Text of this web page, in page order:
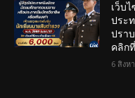
เว็บ
ประ
ปรา
คลิก
6 สิงห